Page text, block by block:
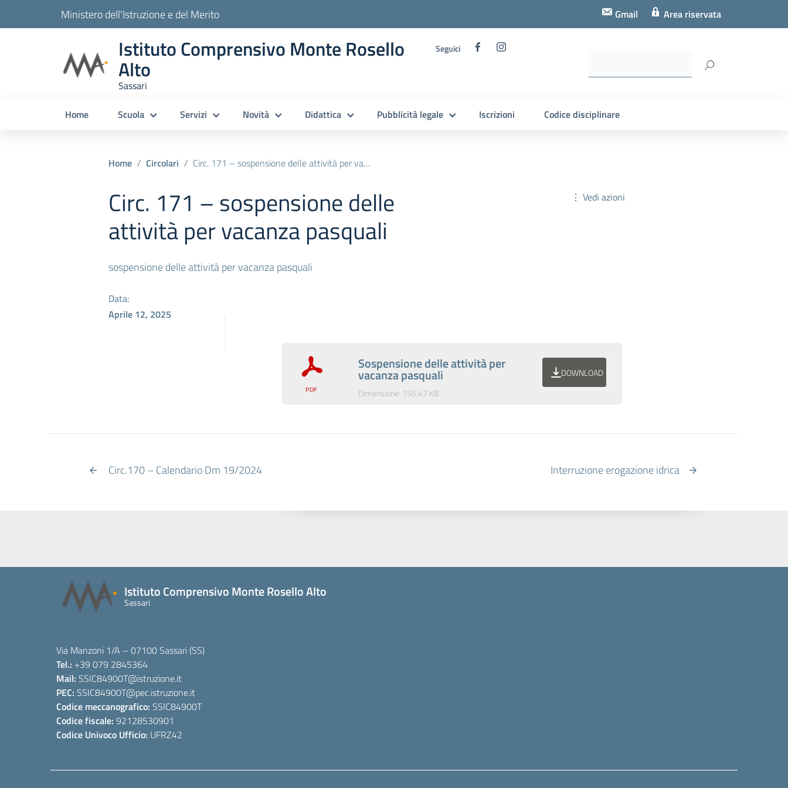
Ministero dell'Istruzione e del Merito Gmail Area riservata
Istituto Comprensivo Monte Rosello
Alto
Sassari
Seguici
Home Scuola Servizi Novità Didattica Pubblicità legale Iscrizioni Codice disciplinare
Home Circolari Circ. 171 – sospensione delle attività per vacanza pasquali
Circ. 171 – sospensione delle
attività per vacanza pasquali
sospensione delle attività per vacanza pasquali
⋮ Vedi azioni
Data:
Aprile 12, 2025
Sospensione delle attività per
vacanza pasquali
Dimensione: 156.47 KB
DOWNLOAD
Circ.170 – Calendario Dm 19/2024 Interruzione erogazione idrica
Istituto Comprensivo Monte Rosello Alto
Sassari
Via Manzoni 1/A – 07100 Sassari (SS)
Tel.: +39 079 2845364
Mail: SSIC84900T@istruzione.it
PEC: SSIC84900T@pec.istruzione.it
Codice meccanografico: SSIC84900T
Codice fiscale: 92128530901
Codice Univoco Ufficio: UFRZ42